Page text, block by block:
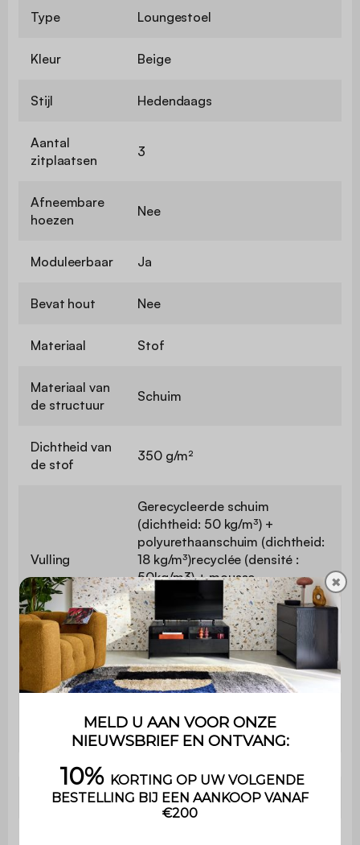
Type Loungestoel
Kleur Beige
Stijl Hedendaags
Aantal
zitplaatsen
3
Afneembare
hoezen
Nee
Moduleerbaar Ja
Bevat hout Nee
Materiaal Stof
Materiaal van
de structuur
Schuim
Dichtheid van
de stof
350 g/m²
Vulling
Gerecycleerde schuim
(dichtheid: 50 kg/m³) +
polyurethaanschuim (dichtheid:
18 kg/m³)recyclée (densité :
50kg/m3) + mousse
polyuréthane (densité :
18kg/m3)
Dichtheid
zitschuim
39 cm polyurethaanschuim (30
kg/m3)
Dichtheid
rugschuim
35 cm polyurethaanschuim (30
kg/m3)
Diepte zitvlak 63 cm
✖